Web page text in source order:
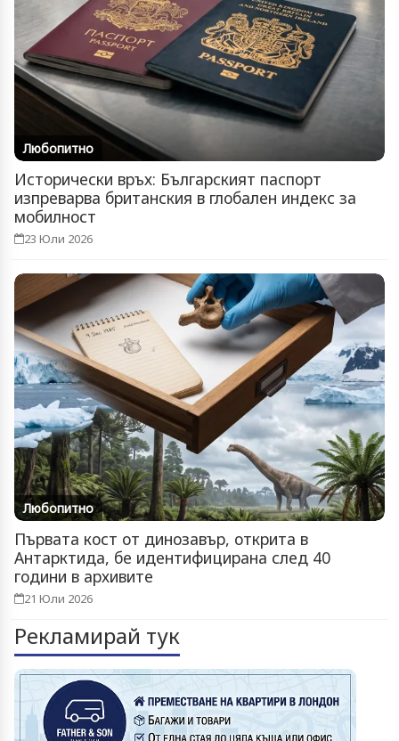
Любопитно
Исторически връх: Българският паспорт
изпреварва британския в глобален индекс за
мобилност
23 Юли 2026
Любопитно
Първата кост от динозавър, открита в
Антарктида, бе идентифицирана след 40
години в архивите
21 Юли 2026
Рекламирай тук